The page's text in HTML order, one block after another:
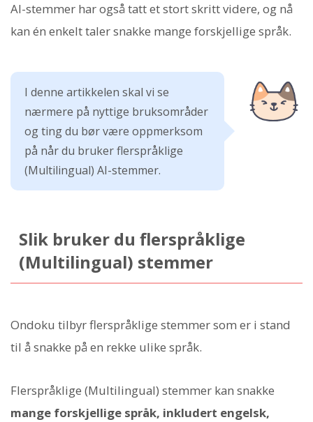
AI-stemmer har også tatt et stort skritt videre, og nå
kan én enkelt taler snakke mange forskjellige språk.
I denne artikkelen skal vi se
nærmere på nyttige bruksområder
og ting du bør være oppmerksom
på når du bruker flerspråklige
(Multilingual) AI-stemmer.
Slik bruker du flerspråklige
(Multilingual) stemmer
Ondoku tilbyr flerspråklige stemmer som er i stand
til å snakke på en rekke ulike språk.
Flerspråklige (Multilingual) stemmer kan snakke
mange forskjellige språk, inkludert engelsk,